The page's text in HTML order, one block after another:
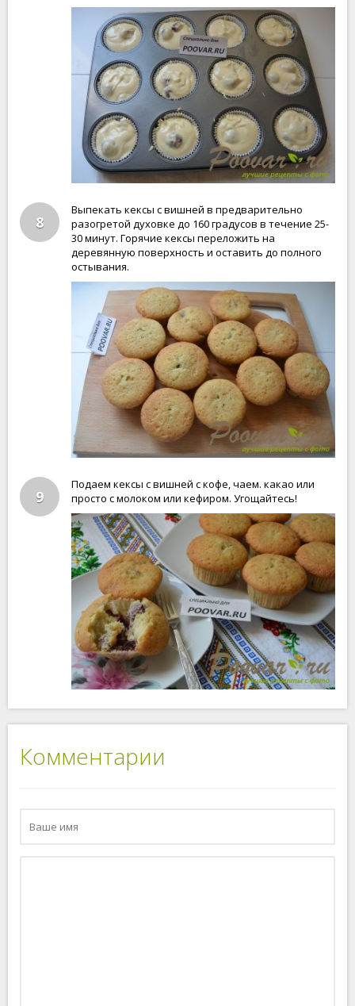
8
Выпекать кексы с вишней в предварительно
разогретой духовке до 160 градусов в течение 25-
30 минут. Горячие кексы переложить на
деревянную поверхность и оставить до полного
остывания.
9
Подаем кексы с вишней с кофе, чаем. какао или
просто с молоком или кефиром. Угощайтесь!
Комментарии